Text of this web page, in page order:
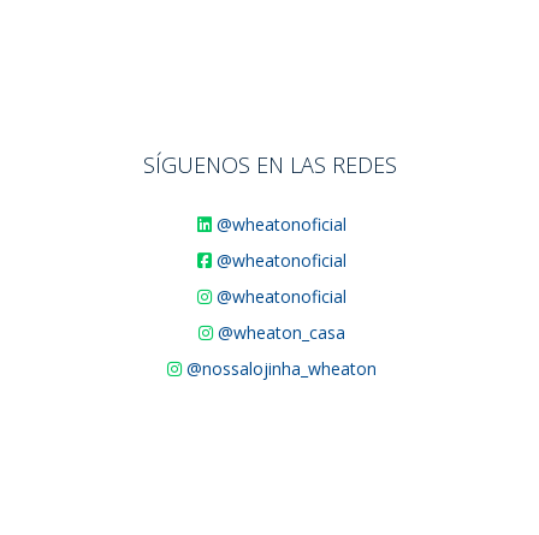
SÍGUENOS EN LAS REDES
@wheatonoficial
@wheatonoficial
@wheatonoficial
@wheaton_casa
@nossalojinha_wheaton